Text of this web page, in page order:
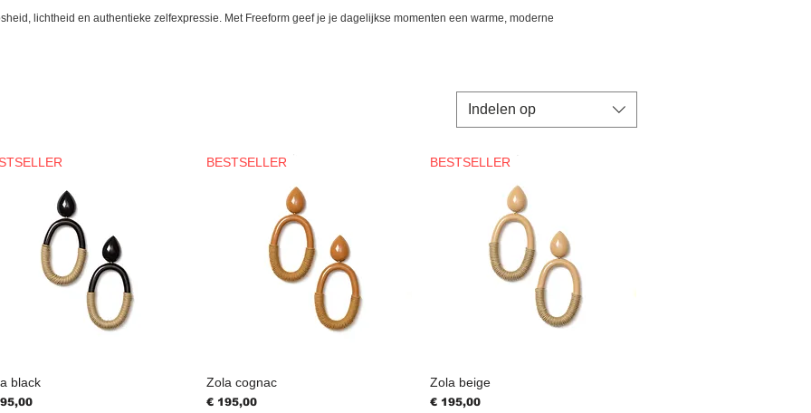
lichtheid en authentieke zelfexpressie. Met Freeform geef je je dagelijkse momenten een warme, moderne
Indelen op
black
BESTSELLER
Zola cognac
Prijs
€ 195,00
BESTSELLER
Zola beige
Prijs
€ 195,00